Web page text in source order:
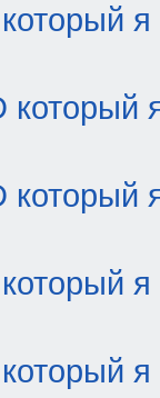
я
я
я